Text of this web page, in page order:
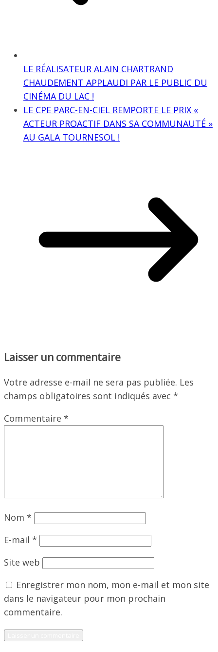
LE RÉALISATEUR ALAIN CHARTRAND
CHAUDEMENT APPLAUDI PAR LE PUBLIC DU
CINÉMA DU LAC !
LE CPE PARC-EN-CIEL REMPORTE LE PRIX «
ACTEUR PROACTIF DANS SA COMMUNAUTÉ »
AU GALA TOURNESOL !
Laisser un commentaire
Votre adresse e-mail ne sera pas publiée. Les
champs obligatoires sont indiqués avec *
Commentaire *
Nom *
E-mail *
Site web
Enregistrer mon nom, mon e-mail et mon site
dans le navigateur pour mon prochain
commentaire.